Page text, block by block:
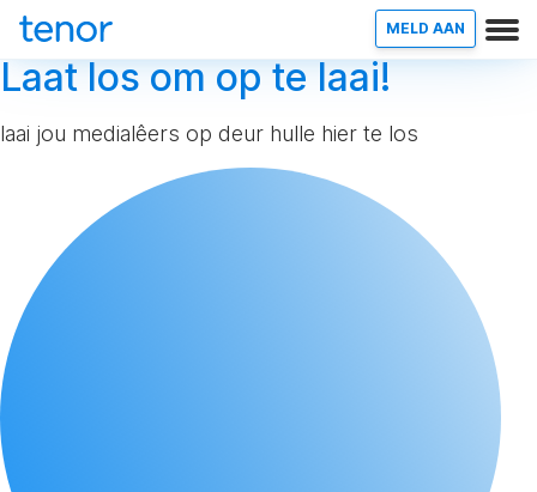
MELD AAN
Laat los om op te laai!
laai jou medialêers op deur hulle hier te los